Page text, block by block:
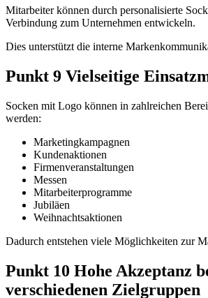
Mitarbeiter können durch personalisierte
Verbindung zum Unternehmen entwickeln.
Dies unterstützt die interne
Punkt 9 Vielseitige
Socken mit Logo können in zahlreichen
werden:
Marketingkampagnen
Kundenaktionen
Firmenveranstaltungen
Messen
Mitarbeiterprogramme
Jubiläen
Weihnachtsaktionen
Dadurch entstehen viele Möglichkeiten zur
Punkt 10 Hohe Akzeptanz
verschiedenen Zielgruppen